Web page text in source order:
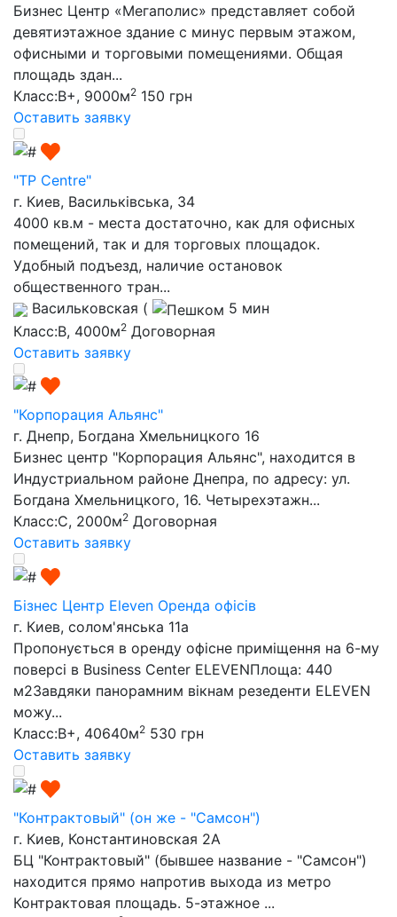
Бизнес Центр «Мегаполис» представляет собой
девятиэтажное здание с минус первым этажом,
офисными и торговыми помещениями. Общая
площадь здан...
Класс:B+, 9000м2 150 грн
Оставить заявку
"TP Centre"
г. Киев, Васильківська, 34
4000 кв.м - места достаточно, как для офисных
помещений, так и для торговых площадок.
Удобный подъезд, наличие остановок
общественного тран...
Васильковская (
5 мин
Класс:B, 4000м2 Договорная
Оставить заявку
"Корпорация Альянс"
г. Днепр, Богдана Хмельницкого 16
Бизнес центр "Корпорация Альянс", находится в
Индустриальном районе Днепра, по адресу: ул.
Богдана Хмельницкого, 16. Четырехэтажн...
Класс:C, 2000м2 Договорная
Оставить заявку
Бізнес Центр Eleven Оренда офісів
г. Киев, солом'янська 11а
Пропонується в оренду офісне приміщення на 6-му
поверсі в Business Center ELEVENПлоща: 440
м2Завдяки панорамним вікнам резеденти ELEVEN
можу...
Класс:B+, 40640м2 530 грн
Оставить заявку
"Контрактовый" (он же - "Самсон")
г. Киев, Константиновская 2А
БЦ "Контрактовый" (бывшее название - "Самсон")
находится прямо напротив выхода из метро
Контрактовая площадь. 5-этажное ...